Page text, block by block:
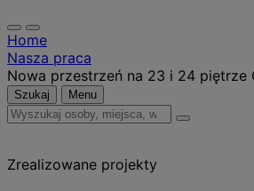
Home
Nasza praca
Nowa przestrzeń na 23 i 24 piętrze
Szukaj Menu
Wyszukaj
wiadomości
Zrealizowane projekty